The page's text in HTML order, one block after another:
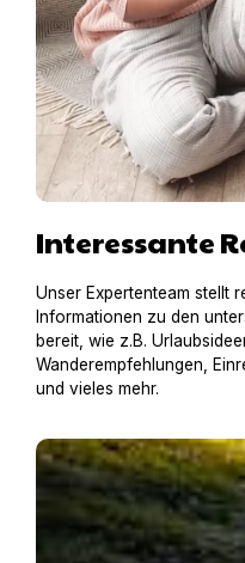
Interessante
Unser Expertenteam stellt
Informationen zu den
bereit, wie z.B.
Wanderempfehlungen,
und vieles mehr.
Wandern im Engadin